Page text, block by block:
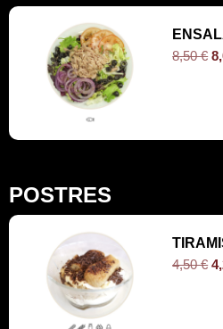
8,50€
POSTRES
4,50€